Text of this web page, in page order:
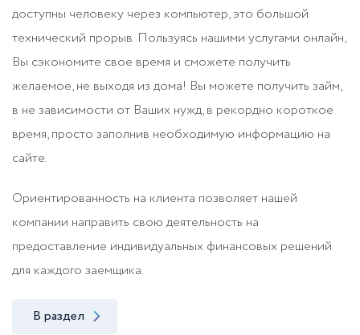
доступны человеку через компьютер, это большой
технический прорыв. Пользуясь нашими услугами онлайн,
Вы сэкономите свое время и сможете получить
желаемое, не выходя из дома! Вы можете получить займ,
в не зависимости от Ваших нужд, в рекордно короткое
время, просто заполнив необходимую информацию на
сайте.
Ориентированность на клиента позволяет нашей
компании направить свою деятельность на
предоставление индивидуальных финансовых решений
для каждого заемщика.
В раздел